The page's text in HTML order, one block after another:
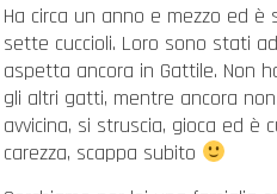
Ha circa un anno e mezzo ed
sette cuccioli. Loro sono stati
aspetta ancora in Gattile. Non
gli altri gatti, mentre ancora
avvicina, si struscia, gioca ed è
carezza, scappa subito